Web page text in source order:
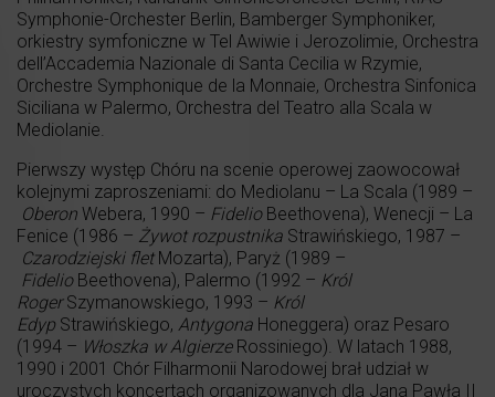
Symphonie-Orchester Berlin, Bamberger Symphoniker,
orkiestry symfoniczne w Tel Awiwie i Jerozolimie, Orchestra
dell’Accademia Nazionale di Santa Cecilia w Rzymie,
Orchestre Symphonique de la Monnaie, Orchestra Sinfonica
Siciliana w Palermo, Orchestra del Teatro alla Scala w
Mediolanie.
Pierwszy występ Chóru na scenie operowej zaowocował
kolejnymi zaproszeniami: do Mediolanu – La Scala (1989 –
Oberon Webera, 1990 – FidelioBeethovena), Wenecji – La
Fenice (1986 – Żywot rozpustnika Strawińskiego, 1987 –
Czarodziejski fletMozarta), Paryż (1989 –
FidelioBeethovena), Palermo (1992 – Król
RogerSzymanowskiego, 1993 – Król
Edyp Strawińskiego, Antygona Honeggera) oraz Pesaro
(1994 – Włoszka w AlgierzeRossiniego). W latach 1988,
1990 i 2001 Chór Filharmonii Narodowej brał udział w
uroczystych koncertach organizowanych dla Jana Pawła II